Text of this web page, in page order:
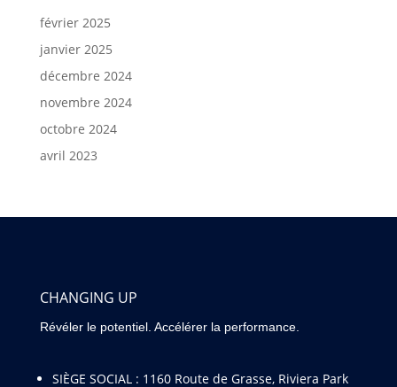
février 2025
janvier 2025
décembre 2024
novembre 2024
octobre 2024
avril 2023
CHANGING UP
Révéler le potentiel. Accélérer la performance.
SIÈGE SOCIAL : 1160 Route de Grasse, Riviera Park